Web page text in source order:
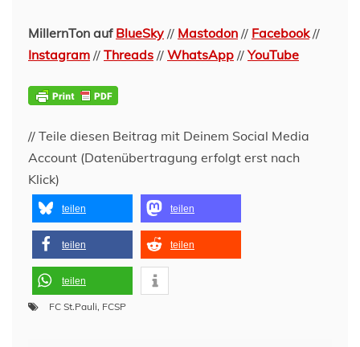
MillernTon auf BlueSky // Mastodon // Facebook//
Instagram // Threads // WhatsApp //YouTube
// Teile diesen Beitrag mit Deinem Social Media
Account (Datenübertragung erfolgt erst nach
Klick)
teilen teilen
teilen teilen
teilen
FC St.Pauli, FCSP